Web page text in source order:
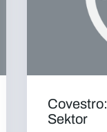
Sektor